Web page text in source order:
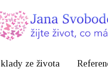
ze života